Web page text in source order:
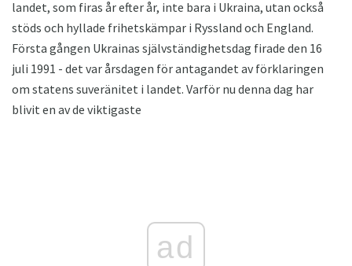
landet, som firas år efter år, inte bara i Ukraina, utan också
stöds och hyllade frihetskämpar i Ryssland och England.
Första gången Ukrainas självständighetsdag firade den 16
juli 1991 - det var årsdagen för antagandet av förklaringen
om statens suveränitet i landet. Varför nu denna dag har
blivit en av de viktigaste
ad